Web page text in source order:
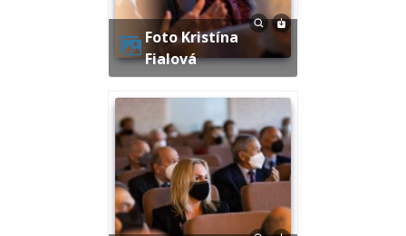
Foto Kristína
Fialová